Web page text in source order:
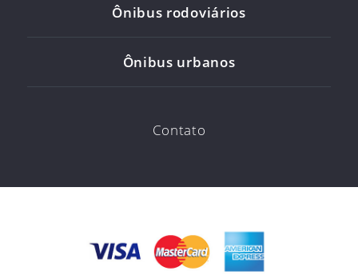
Ônibus rodoviários
Ônibus urbanos
Contato